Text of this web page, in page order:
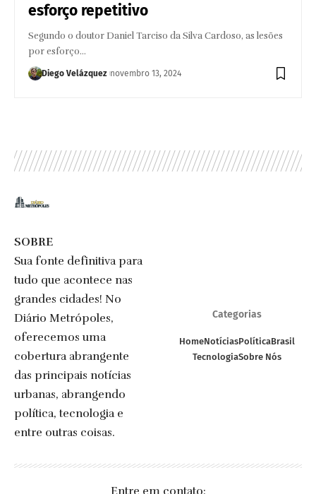
esforço repetitivo
Segundo o doutor Daniel Tarciso da Silva Cardoso, as lesões
por esforço…
Diego Velázquez novembro 13, 2024
SOBRE
Sua fonte definitiva para
tudo que acontece nas
grandes cidades! No
Diário Metrópoles,
oferecemos uma
cobertura abrangente
das principais notícias
urbanas, abrangendo
política, tecnologia e
entre outras coisas.
Categorias
HomeNotíciasPolíticaBrasil
TecnologiaSobre Nós
Entre em contato: